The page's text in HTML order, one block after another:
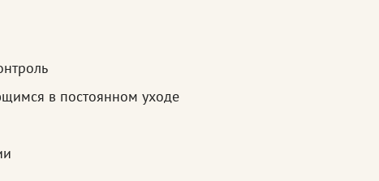
в постоянном уходе